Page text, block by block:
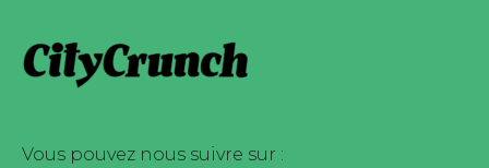
• Magazine édité par
Vous pouvez nous suivre sur :